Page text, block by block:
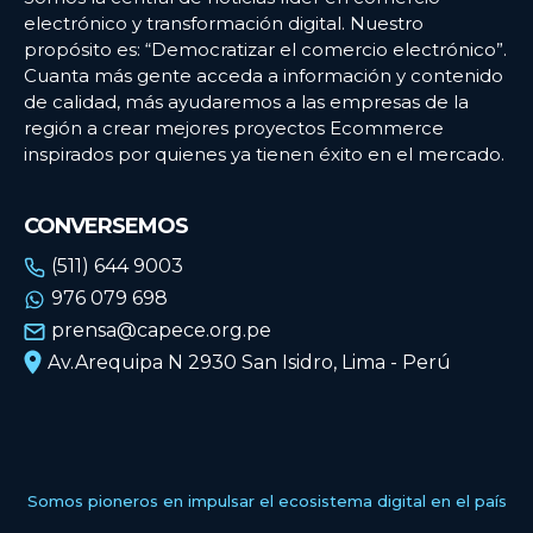
electrónico y transformación digital. Nuestro
propósito es: “Democratizar el comercio electrónico”.
Cuanta más gente acceda a información y contenido
de calidad, más ayudaremos a las empresas de la
región a crear mejores proyectos Ecommerce
inspirados por quienes ya tienen éxito en el mercado.
CONVERSEMOS
(511) 644 9003
976 079 698
prensa@capece.org.pe
Av.Arequipa N 2930 San Isidro, Lima - Perú
Somos pioneros en impulsar el ecosistema digital en el país